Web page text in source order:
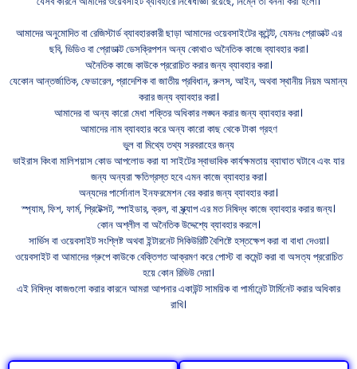
আমাদের অনুমোদিত বা রেজিস্টার্ড ব্যাবহারকারী ছাড়া আমাদের ওয়েবসাইটের কন্টেন্ট, যেমনঃ প্রোডাক্ট এর
ছবি, ভিডিও বা প্রোডাক্ট ডেসক্রিপশন অন্য কোথাও অনৈতিক কাজে ব্যাবহার করা।
অনৈতিক কাজে কাউকে প্ররোচিত করার জন্য ব্যাবহার করা।
যেকোন আন্তর্জাতিক, ফেডারেল, প্রাদেশিক বা জাতীয় প্রবিধান, রুলস, আইন, অথবা স্থানীয় নিয়ম অমান্য
করার জন্য ব্যাবহার করা।
আমাদের বা অন্য কারো মেধা শক্তির অধিকার লঙ্ঘন করার জন্য ব্যাবহার করা।
আমাদের নাম ব্যাবহার করে অন্য কারো কাছ থেকে টাকা গ্রহণ
ভুল বা মিথ্যে তথ্য সরবরাহের জন্য
ভাইরাস কিংবা মালিশয়াস কোড আপলোড করা যা সাইটের স্বাভাবিক কার্যক্ষমতায় ব্যাঘাত ঘটাবে এবং যার
জন্য অন্যরা ক্ষতিগ্রস্ত হবে এমন কাজে ব্যাবহার করা।
অন্যদের পার্সোনাল ইনফরমেশন বের করার জন্য ব্যাবহার করা।
স্প্যাম, ফিশ, ফার্ম, প্রিটেক্সট, স্পাইডার, ক্রল, বা স্ক্র্যাপ এর মত নিষিদ্ধ কাজে ব্যাবহার করার জন্য।
কোন অশ্লীল বা অনৈতিক উদ্দেশ্যে ব্যাবহার করলে।
সার্ভিস বা ওয়েবসাইট সংশ্লিষ্ট অথবা ইন্টারনেট সিকিউরিটি বৈশিষ্টে হস্তক্ষেপ করা বা বাধা দেওয়া।
ওয়েবসাইট বা আমাদের গ্রুপে কাউকে বেক্তিগত আক্রমণ করে পোস্ট বা কমেন্ট করা বা অসত্য প্ররোচিত
হয়ে কোন রিভিউ দেয়া।
এই নিষিদ্ধ কাজগুলো করার কারনে আমরা আপনার একাউন্ট সাময়িক বা পার্মানেন্ট টার্মিনেট করার অধিকার
রাখি।